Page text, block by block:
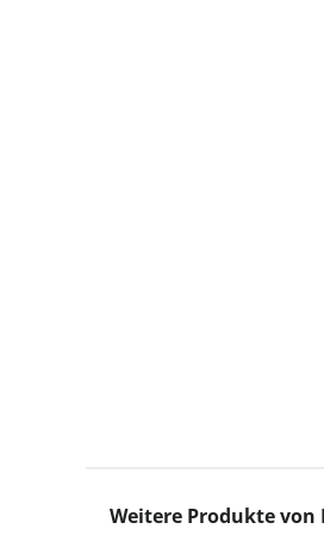
Produktgalerie
Weitere Produkte von